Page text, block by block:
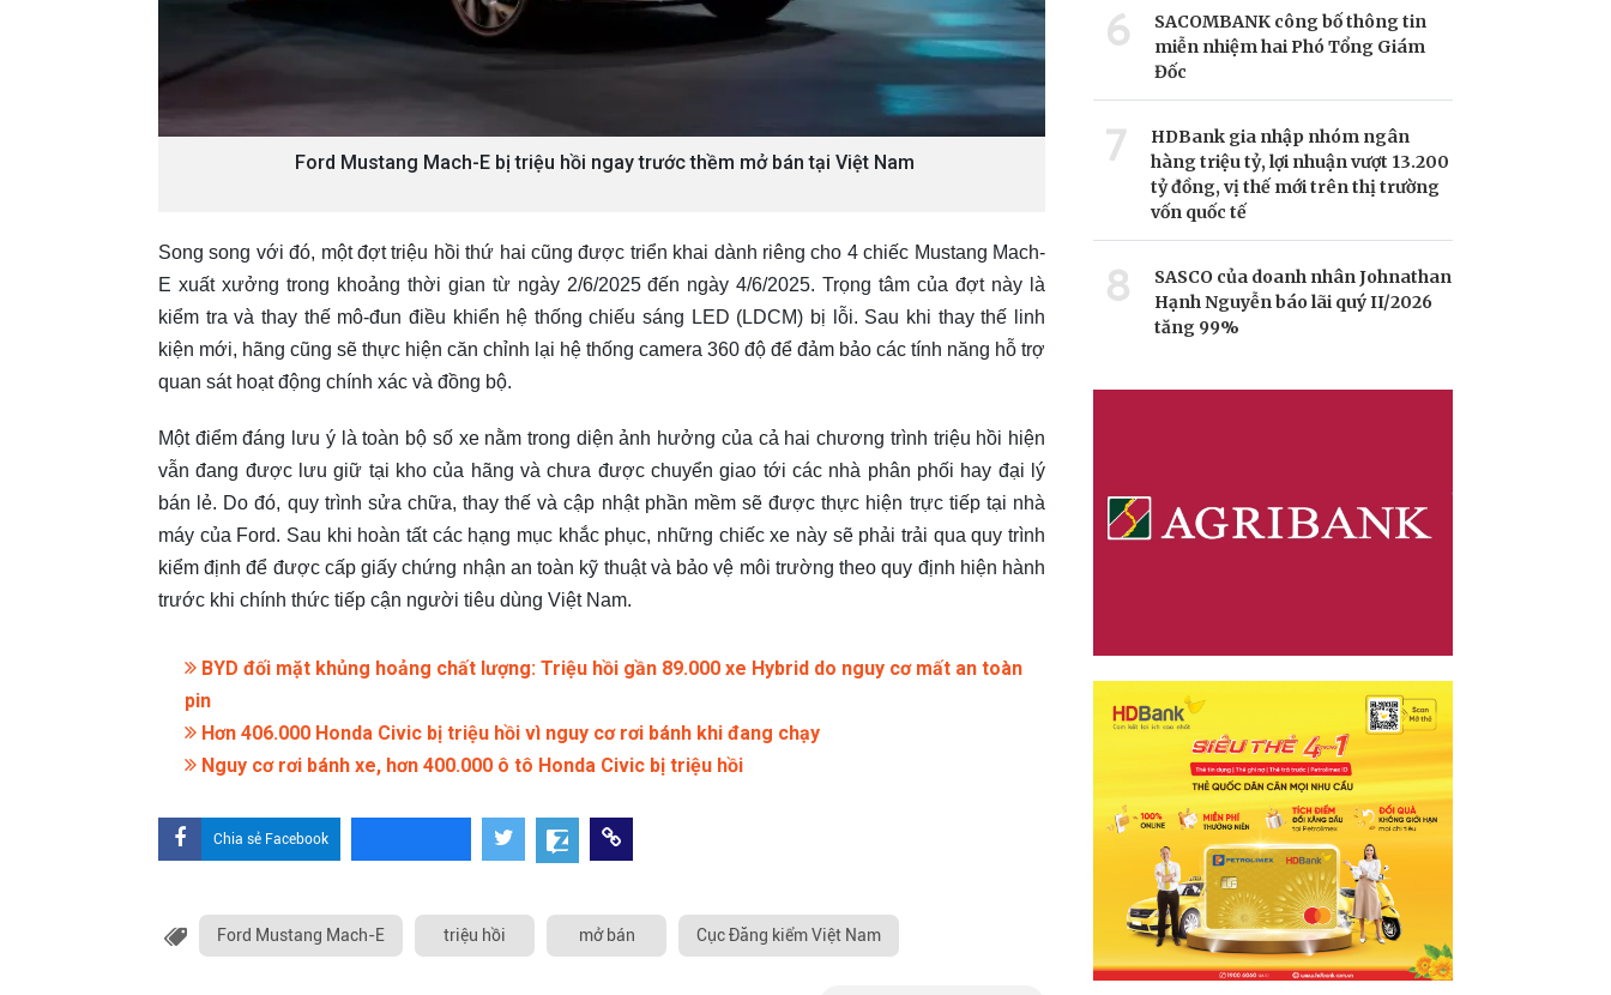
Ford Mustang Mach-E bị triệu hồi ngay trước thềm mở bán tại Việt Nam
Song song với đó, một đợt triệu hồi thứ hai cũng được triển khai dành riêng cho 4 chiếc Mustang Mach-
E xuất xưởng trong khoảng thời gian từ ngày 2/6/2025 đến ngày 4/6/2025. Trọng tâm của đợt này là
kiểm tra và thay thế mô-đun điều khiển hệ thống chiếu sáng LED (LDCM) bị lỗi. Sau khi thay thế linh
kiện mới, hãng cũng sẽ thực hiện căn chỉnh lại hệ thống camera 360 độ để đảm bảo các tính năng hỗ trợ
quan sát hoạt động chính xác và đồng bộ.
Một điểm đáng lưu ý là toàn bộ số xe nằm trong diện ảnh hưởng của cả hai chương trình triệu hồi hiện
vẫn đang được lưu giữ tại kho của hãng và chưa được chuyển giao tới các nhà phân phối hay đại lý
bán lẻ. Do đó, quy trình sửa chữa, thay thế và cập nhật phần mềm sẽ được thực hiện trực tiếp tại nhà
máy của Ford. Sau khi hoàn tất các hạng mục khắc phục, những chiếc xe này sẽ phải trải qua quy trình
kiểm định để được cấp giấy chứng nhận an toàn kỹ thuật và bảo vệ môi trường theo quy định hiện hành
trước khi chính thức tiếp cận người tiêu dùng Việt Nam.
BYD đối mặt khủng hoảng chất lượng: Triệu hồi gần 89.000 xe Hybrid do nguy cơ mất an toàn
pin
Hơn 406.000 Honda Civic bị triệu hồi vì nguy cơ rơi bánh khi đang chạy
Nguy cơ rơi bánh xe, hơn 400.000 ô tô Honda Civic bị triệu hồi
Chia sẻ Facebook
Ford Mustang Mach-E triệu hồi mở bán Cục Đăng kiểm Việt Nam
6
SACOMBANK công bố thông tin
miễn nhiệm hai Phó Tổng Giám
Đốc
7
HDBank gia nhập nhóm ngân
hàng triệu tỷ, lợi nhuận vượt 13.200
tỷ đồng, vị thế mới trên thị trường
vốn quốc tế
8
SASCO của doanh nhân Johnathan
Hạnh Nguyễn báo lãi quý II/2026
tăng 99%